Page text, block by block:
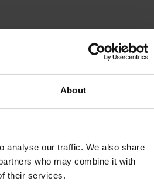
About
analyse our traffic. We also share
who may combine it with
their services.